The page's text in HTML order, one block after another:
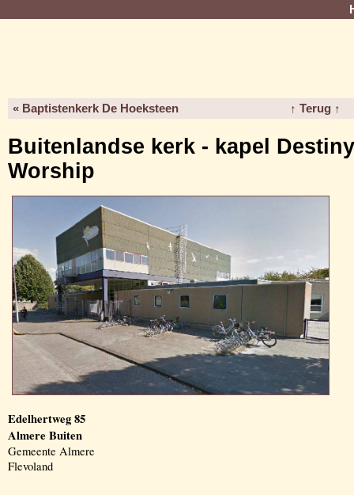
« Baptistenkerk De Hoeksteen ↑ Terug ↑
Buitenlandse kerk - kapel Destiny
Worship
Edelhertweg 85
Almere Buiten
Gemeente Almere
Flevoland